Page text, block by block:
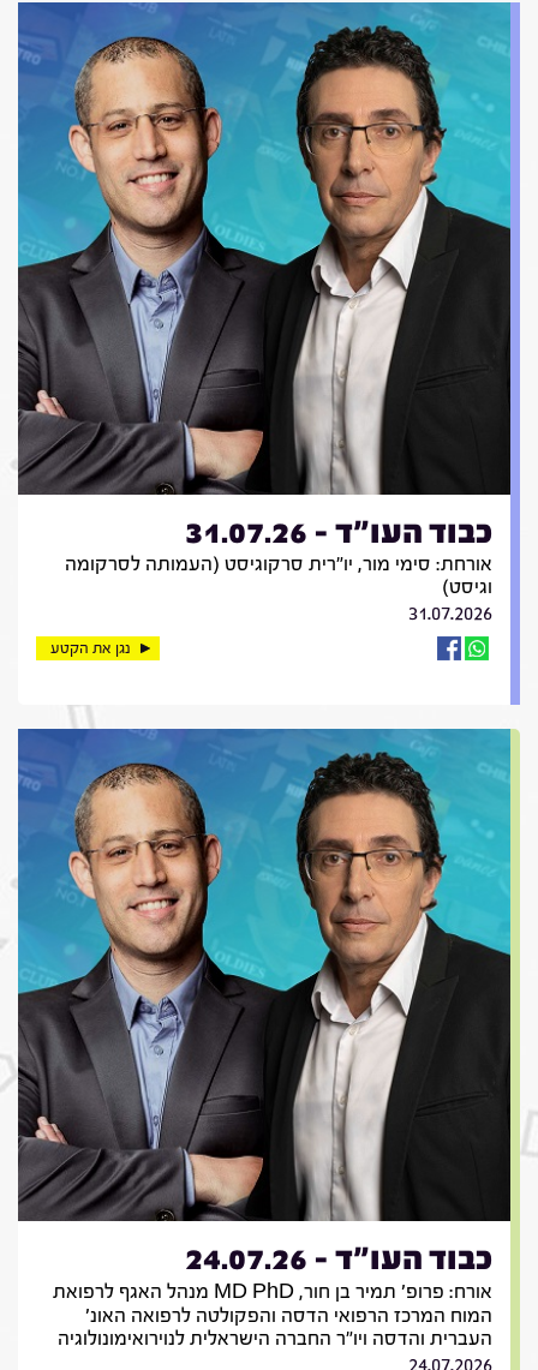
כבוד העו"ד - 31.07.26
אורחת: סימי מור, יו"רית סרקוגיסט (העמותה לסרקומה
וגיסט)
31.07.2026
נגן את הקטע
כבוד העו"ד - 24.07.26
אורח: פרופ' תמיר בן חור, MD PhD מנהל האגף לרפואת
המוח המרכז הרפואי הדסה והפקולטה לרפואה האונ'
העברית והדסה ויו"ר החברה הישראלית לנוירואימונולוגיה
24.07.2026